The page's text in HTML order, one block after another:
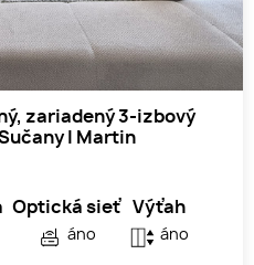
zariadený 3-izbový
I Martin
Optická sieť
áno
Výťah
áno